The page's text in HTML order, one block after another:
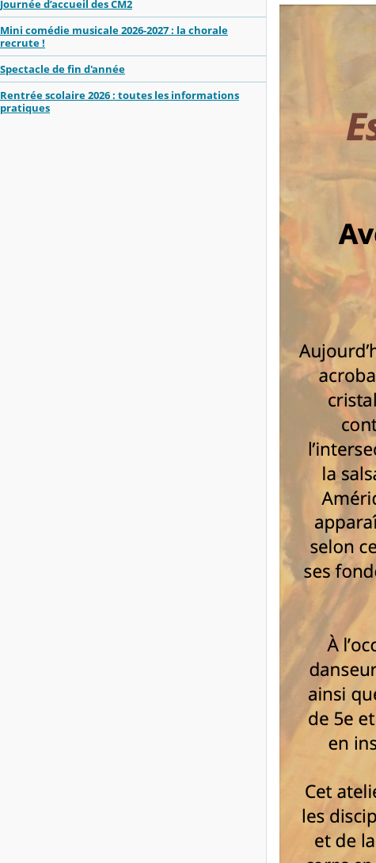
Journée d’accueil des CM2
Mini comédie musicale 2026-2027 : la chorale
recrute !
Spectacle de fin d'année
Rentrée scolaire 2026 : toutes les informations
pratiques